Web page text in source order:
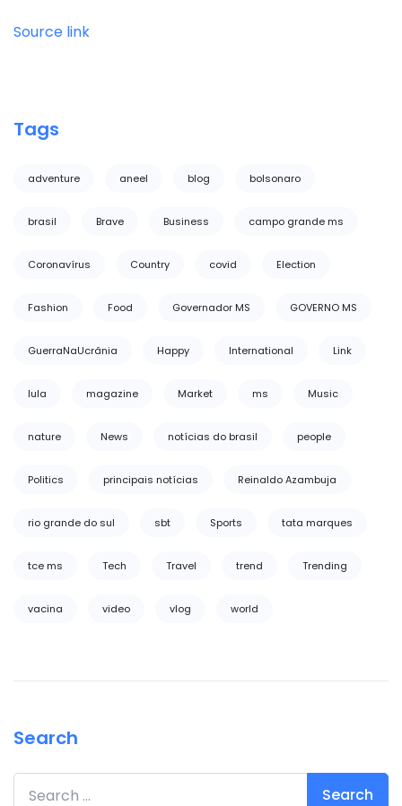
Source link
Tags
adventure aneel blog bolsonaro
brasil Brave Business campo grande ms
Coronavírus Country covid Election
Fashion Food Governador MS GOVERNO MS
GuerraNaUcrânia Happy International Link
lula magazine Market ms Music
nature News notícias do brasil people
Politics principais notícias Reinaldo Azambuja
rio grande do sul sbt Sports tata marques
tce ms Tech Travel trend Trending
vacina video vlog world
Search
Search for: